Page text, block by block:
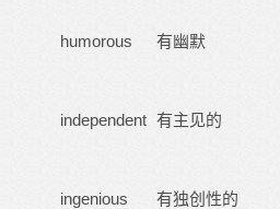
humorous 有幽默
independent 有主见的
ingenious 有独创性的